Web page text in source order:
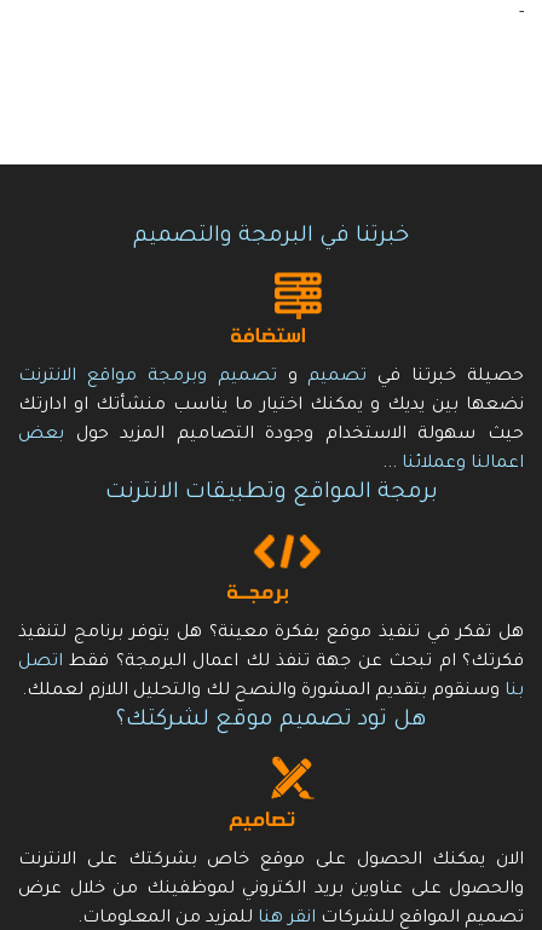
-
خبرتنا في البرمجة والتصميم
حصيلة خبرتنا في تصميم و تصميم وبرمجة مواقع الانترنت
نضعها بين يديك و يمكنك اختيار ما يناسب منشأتك او ادارتك
حيث سهولة الاستخدام وجودة التصاميم المزيد حول بعض
اعمالنا وعملائنا ...
برمجة المواقع وتطبيقات الانترنت
هل تفكر في تنفيذ موقع بفكرة معينة؟ هل يتوفر برنامج لتنفيذ
فكرتك؟ ام تبحث عن جهة تنفذ لك اعمال البرمجة؟ فقط اتصل
بنا وسنقوم بتقديم المشورة والنصح لك والتحليل اللازم لعملك.
هل تود تصميم موقع لشركتك؟
الان يمكنك الحصول على موقع خاص بشركتك على الانترنت
والحصول على عناوين بريد الكتروني لموظفينك من خلال عرض
تصميم المواقع للشركات انقر هنا للمزيد من المعلومات.